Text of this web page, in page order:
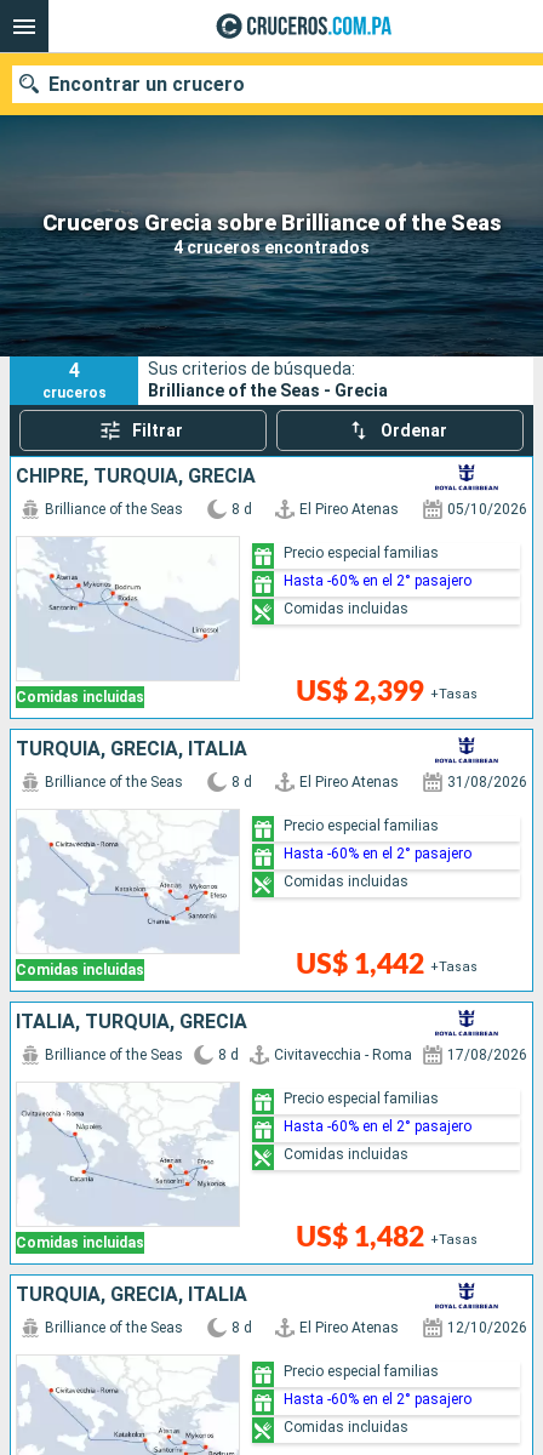
Cruceros Grecia sobre Brilliance of the Seas
4 cruceros encontrados
Encontrar un crucero
Nuestros destinos
Fecha de salida
Puertos Compañías
Buscar
4
cruceros
Sus criterios de búsqueda:
Brilliance of the Seas - Grecia
Filtrar Ordenar
CHIPRE, TURQUÍA, GRECIA
Comidas incluidas
Brilliance of the Seas 8 d El Pireo Atenas 05/10/2026
US$ 2,399 +Tasas
Precio especial familias
Hasta -60% en el 2° pasajero
Comidas incluidas
TURQUÍA, GRECIA, ITALIA
Comidas incluidas
Brilliance of the Seas 8 d El Pireo Atenas 31/08/2026
US$ 1,442 +Tasas
Precio especial familias
Hasta -60% en el 2° pasajero
Comidas incluidas
ITALIA, TURQUÍA, GRECIA
Comidas incluidas
Brilliance of the Seas 8 d Civitavecchia - Roma 17/08/2026
US$ 1,482 +Tasas
Precio especial familias
Hasta -60% en el 2° pasajero
Comidas incluidas
TURQUÍA, GRECIA, ITALIA
Brilliance of the Seas 8 d El Pireo Atenas 12/10/2026
Precio especial familias
Hasta -60% en el 2° pasajero
Comidas incluidas